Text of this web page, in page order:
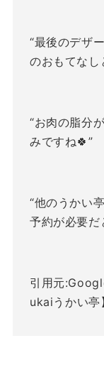
“最後のデザ
のおもてなし
“お肉の脂分
みですね🍀”
“他のうかい
予約が必要だ
引用元
ukaiうかい亭